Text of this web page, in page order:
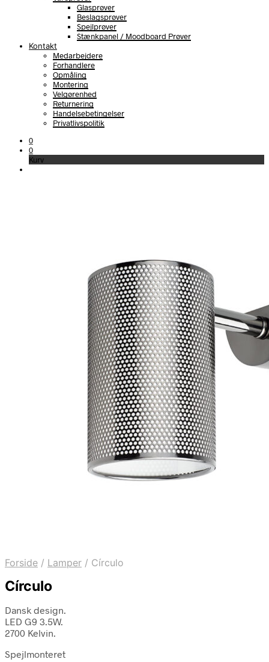
Glasprøver
Beslagsprøver
Spejlprøver
Stænkpanel / Moodboard Prøver
Kontakt
Medarbejdere
Forhandlere
Opmåling
Montering
Velgørenhed
Returnering
Handelsebetingelser
Privatlivspolitik
0
0
Kurv
Forside / Lamper / Círculo
Círculo
Dansk design.
LED G9 3.5W.
2700 Kelvin.
Spejlmonteret